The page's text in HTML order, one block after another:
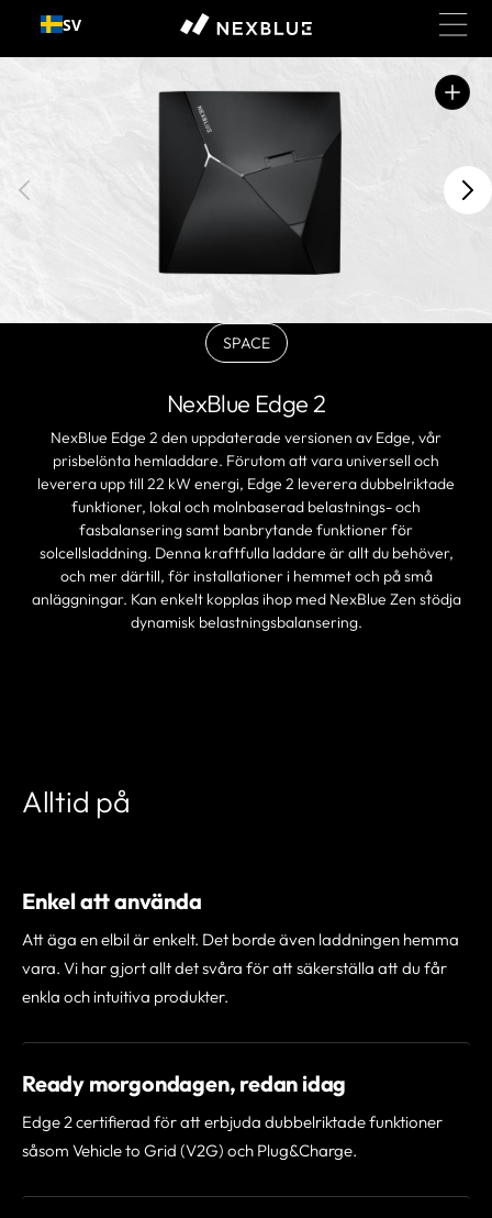
Gå till
innehållet
SV
Öppna
utvalda
SPACEBLACKVariant
eller
ej
tillgänglig
NexBlue Edge 2
NexBlue Edge 2 den uppdaterade versionen av Edge, vår
prisbelönta hemladdare. Förutom att vara universell och
leverera upp till 22 kW energi, Edge 2 leverera dubbelriktade
funktioner, lokal och molnbaserad belastnings- och
fasbalansering samt banbrytande funktioner för
solcellsladdning. Denna kraftfulla laddare är allt du behöver,
och mer därtill, för installationer i hemmet och på små
anläggningar. Kan enkelt kopplas ihop med NexBlue Zen stödja
dynamisk belastningsbalansering.
Alltid på
Enkel att använda
Att äga en elbil är enkelt. Det borde även laddningen hemma
vara. Vi har gjort allt det svåra för att säkerställa att du får
enkla och intuitiva produkter.
Ready morgondagen, redan idag
Edge 2 certifierad för att erbjuda dubbelriktade funktioner
såsom Vehicle to Grid (V2G) och Plug&Charge.